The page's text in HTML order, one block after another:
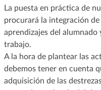
La puesta en práctica de
procurará la integración
aprendizajes del alumnado
trabajo.
A la hora de plantear las
debemos tener en cuenta
adquisición de las